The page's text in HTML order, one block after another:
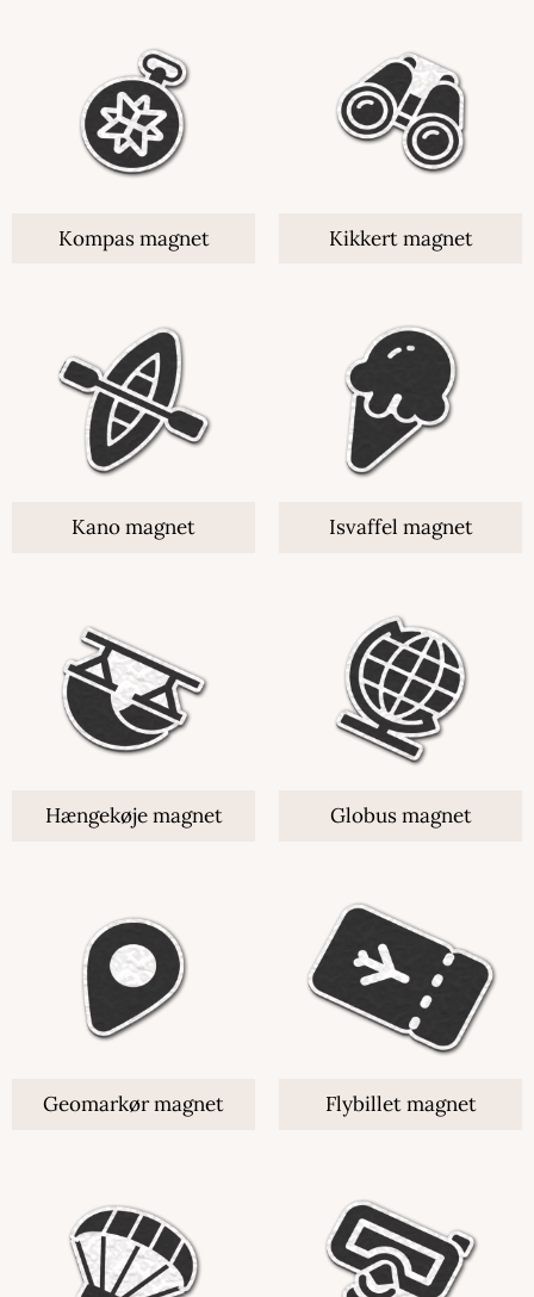
Kompas magnet Kikkert magnet
Kano magnet Isvaffel magnet
Hængekøje magnet Globus magnet
Geomarkør magnet Flybillet magnet